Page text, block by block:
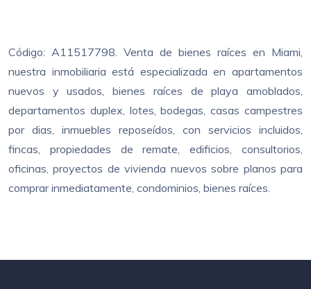
Código: A11517798. Venta de bienes raíces en Miami,
nuestra inmobiliaria está especializada en apartamentos
nuevos y usados, bienes raíces de playa amoblados,
departamentos duplex, lotes, bodegas, casas campestres
por dias, inmuebles reposeídos, con servicios incluidos,
fincas, propiedades de remate, edificios, consultorios,
oficinas, proyectos de vivienda nuevos sobre planos para
comprar inmediatamente, condominios, bienes raíces.